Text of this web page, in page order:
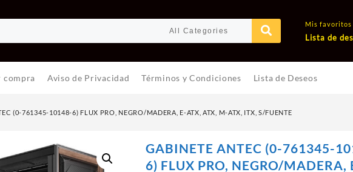
Mis favoritos
Lista de
compra Aviso de Privacidad Términos y Condiciones Lista de Deseos
(0-761345-10148-6) FLUX PRO, NEGRO/MADERA, E-ATX, ATX, M-ATX, ITX, S/FUENTE
GABINETE ANTEC (0-761345-
6) FLUX PRO, NEGRO/MADERA,